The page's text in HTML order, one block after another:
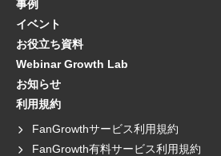
事例
イベント
お役立ち資料
Webinar Growth Lab
お知らせ
利用規約
FanGrowthサービス利用規約
FanGrowth有料サービス利用規約